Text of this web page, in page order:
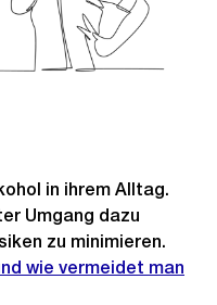
in ihrem Alltag.
Umgang dazu
zu minimieren.
Link:
wie vermeidet man